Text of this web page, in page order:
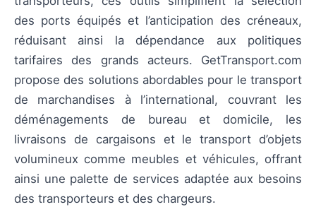
des ports équipés et l’anticipation des créneaux,
réduisant ainsi la dépendance aux politiques
tarifaires des grands acteurs. GetTransport.com
propose des solutions abordables pour le transport
de marchandises à l’international, couvrant les
déménagements de bureau et domicile, les
livraisons de cargaisons et le transport d’objets
volumineux comme meubles et véhicules, offrant
ainsi une palette de services adaptée aux besoins
des transporteurs et des chargeurs.